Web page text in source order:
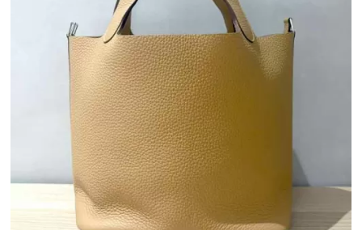
宅配買取を申し込む
無料の宅配キットをお届けします